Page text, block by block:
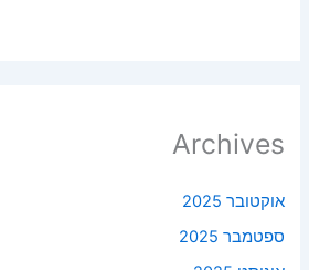
Archives
אוקטובר 2025
ספטמבר 2025